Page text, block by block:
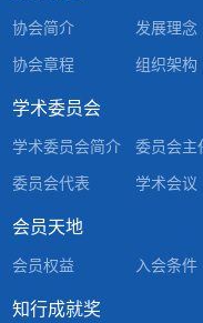
协会简介 发展理念
协会章程 组织架构
学术委员会
学术委员会简介 委员会主
委员会代表 学术会议
会员天地
会员权益 入会条件
知行成就奖